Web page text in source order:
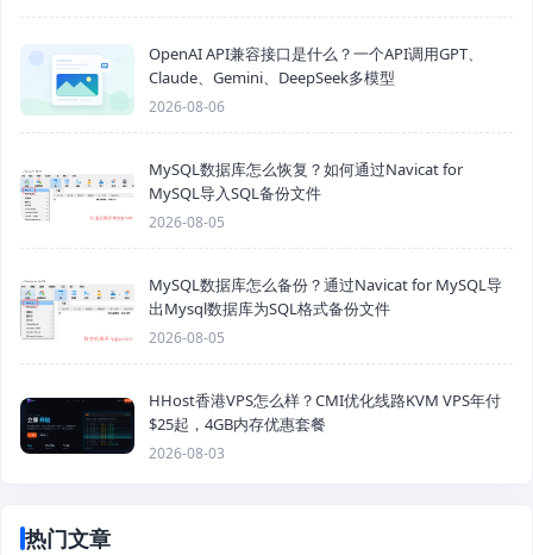
OpenAI API兼容接口是什么？一个API调用GPT、
Claude、Gemini、DeepSeek多模型
2026-08-06
MySQL数据库怎么恢复？如何通过Navicat for
MySQL导入SQL备份文件
2026-08-05
MySQL数据库怎么备份？通过Navicat for MySQL导
出Mysql数据库为SQL格式备份文件
2026-08-05
HHost香港VPS怎么样？CMI优化线路KVM VPS年付
$25起，4GB内存优惠套餐
2026-08-03
热门文章